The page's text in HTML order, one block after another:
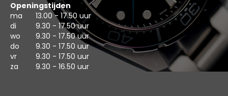
Openingstijden
ma
13.00 - 17.50 uur
di
9.30 - 17.50 uur
wo
9.30 - 17.50 uur
do
9.30 - 17.50 uur
vr
9.30 - 17.50 uur
za
9.30 - 16.50 uur